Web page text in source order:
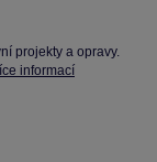
projekty a opravy.
informací